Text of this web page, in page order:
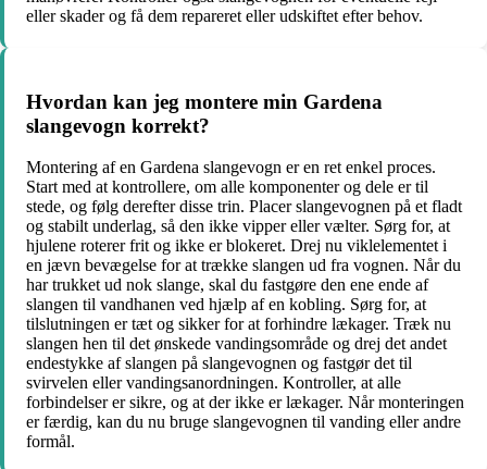
eller skader og få dem repareret eller udskiftet efter behov.
Hvordan kan jeg montere min Gardena
slangevogn korrekt?
Montering af en Gardena slangevogn er en ret enkel proces.
Start med at kontrollere, om alle komponenter og dele er til
stede, og følg derefter disse trin. Placer slangevognen på et fladt
og stabilt underlag, så den ikke vipper eller vælter. Sørg for, at
hjulene roterer frit og ikke er blokeret. Drej nu viklelementet i
en jævn bevægelse for at trække slangen ud fra vognen. Når du
har trukket ud nok slange, skal du fastgøre den ene ende af
slangen til vandhanen ved hjælp af en kobling. Sørg for, at
tilslutningen er tæt og sikker for at forhindre lækager. Træk nu
slangen hen til det ønskede vandingsområde og drej det andet
endestykke af slangen på slangevognen og fastgør det til
svirvelen eller vandingsanordningen. Kontroller, at alle
forbindelser er sikre, og at der ikke er lækager. Når monteringen
er færdig, kan du nu bruge slangevognen til vanding eller andre
formål.